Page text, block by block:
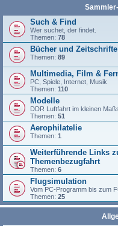
Such & Find
Wer suchet, der findet.
Themen: 78
Bücher und
Themen: 89
Multimedia, Film &
PC, Spiele, Internet, Musik
Themen: 110
Modelle
DDR Luftfahrt im kleinen
Themen: 51
Aerophilatelie
Themen: 1
Weiterführende Links
Themenbezugfahrt
Themen: 6
Flugsimulation
Vom PC-Programm bis zum
Themen: 25